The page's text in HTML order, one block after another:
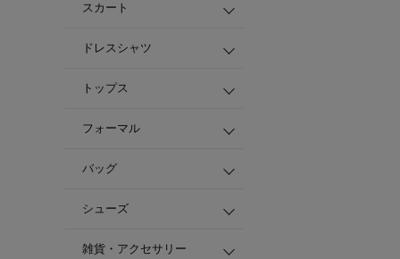
スカート
ドレスシャツ
トップス
フォーマル
バッグ
シューズ
雑貨・アクセサリー